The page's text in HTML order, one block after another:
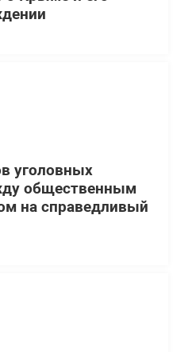
уголовных
общественным
на справедливый